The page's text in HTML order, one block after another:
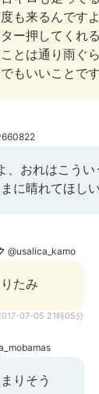
も来るんです
ー押してくれ
とは通り雨ぐ
もいいことで
、おれはこう
に晴れてほし
@usalica_kamo
たみ
07-05 21時05分
りそう